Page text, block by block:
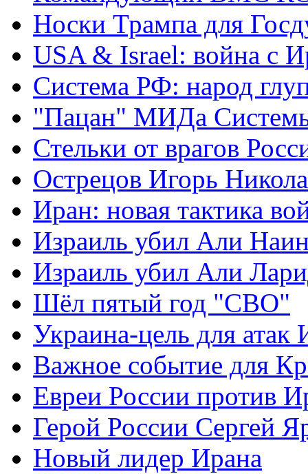
Носки Трампа для
USA & Israel: война с
Система РФ: народ
"Пацан" МИДа
Стельки от врагов
Острецов Игорь
Иран: новая тактика
Израиль убил Али
Израиль убил Али
Шёл пятый год "СВО"
Украина-цель для атак
Важное событие для
Евреи России против
Герой России Сергей
Новый лидер Ирана